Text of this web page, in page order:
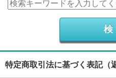
特定商取引法に基づく表記（